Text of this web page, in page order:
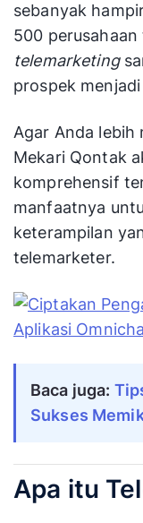
sebanyak
500
telemarketing
prospek
Agar Anda lebih
Mekari Qontak
komprehensif
manfaatnya
keterampilan
telemarketer.
Baca juga:
Sukses
Apa itu